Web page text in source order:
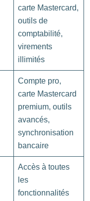
carte Mastercard,
outils de
comptabilité,
virements
illimités
Compte pro,
carte Mastercard
premium, outils
avancés,
synchronisation
bancaire
Accès à toutes
les
fonctionnalités